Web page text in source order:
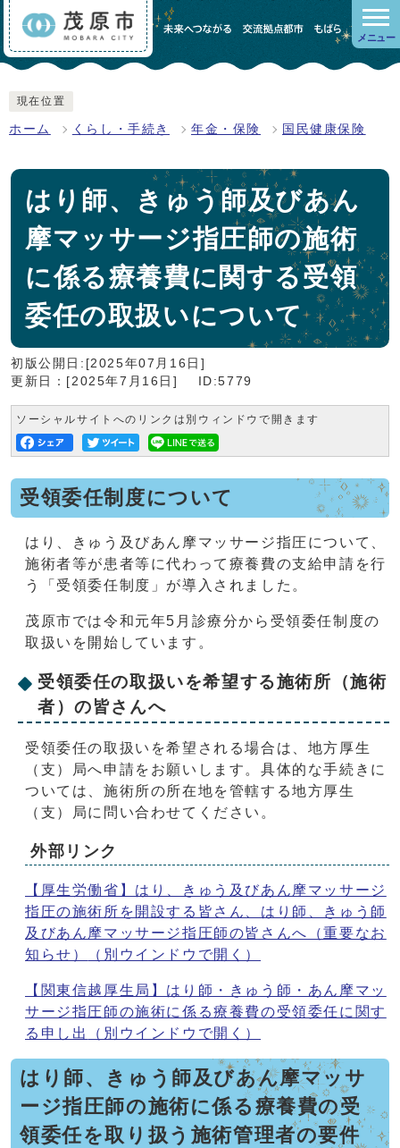
メニュー
現在位置
ホーム くらし・手続き 年金・保険 国民健康保険
はり師、きゅう師及びあん
摩マッサージ指圧師の施術
に係る療養費に関する受領
委任の取扱いについて
初版公開日:[2025年07月16日]
更新日：[2025年7月16日]
ID:5779
ソーシャルサイトへのリンクは別ウィンドウで開きます
受領委任制度について
はり、きゅう及びあん摩マッサージ指圧について、
施術者等が患者等に代わって療養費の支給申請を行
う「受領委任制度」が導入されました。
茂原市では令和元年5月診療分から受領委任制度の
取扱いを開始しています。
受領委任の取扱いを希望する施術所（施術
者）の皆さんへ
受領委任の取扱いを希望される場合は、地方厚生
（支）局へ申請をお願いします。具体的な手続きに
ついては、施術所の所在地を管轄する地方厚生
（支）局に問い合わせてください。
外部リンク
【厚生労働省】はり、きゅう及びあん摩マッサージ
指圧の施術所を開設する皆さん、はり師、きゅう師
及びあん摩マッサージ指圧師の皆さんへ（重要なお
知らせ）
（別ウインドウで開く）
【関東信越厚生局】はり師・きゅう師・あん摩マッ
サージ指圧師の施術に係る療養費の受領委任に関す
る申し出
（別ウインドウで開く）
はり師、きゅう師及びあん摩マッサ
ージ指圧師の施術に係る療養費の受
領委任を取り扱う施術管理者の要件